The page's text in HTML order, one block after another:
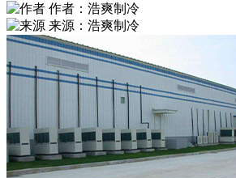
作者：浩爽制冷
来源：浩爽制冷